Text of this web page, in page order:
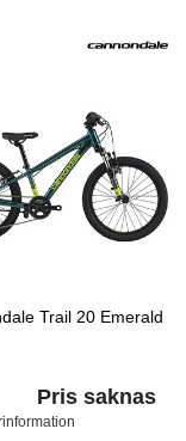
Trail 20 Emerald
Pris saknas